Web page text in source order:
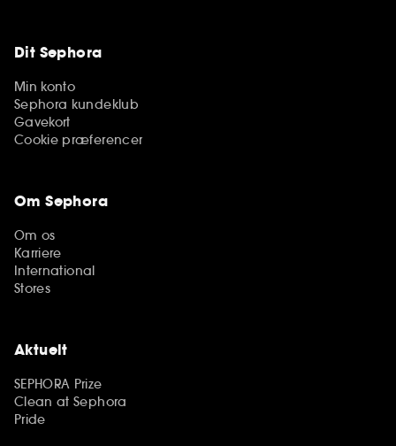
Dit Sephora
Min konto
Sephora kundeklub
Gavekort
Cookie præferencer
Om Sephora
Om os
Karriere
International
Stores
Aktuelt
SEPHORA Prize
Clean at Sephora
Pride